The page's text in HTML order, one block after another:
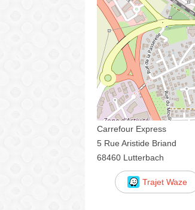
Carrefour Express
5 Rue Aristide Briand
68460 Lutterbach
Trajet Waze